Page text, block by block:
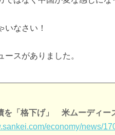
いなさい！
ースがありました。
を「格下げ」 米ムーディー
economy/news/